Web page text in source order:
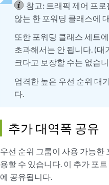
참고: 트래픽 제어 프
않는 한 포워딩 클래스에
또한 포워딩 클래스 세트
초과해서는 안 됩니다. (
크다고 보장할 수는 없습
엄격한 높은 우선 순위 대
다.
추가 대역폭 공유
우선 순위 그룹이 사용 가능한
용할 수 있습니다. 이 추가 포
에 공유됩니다.